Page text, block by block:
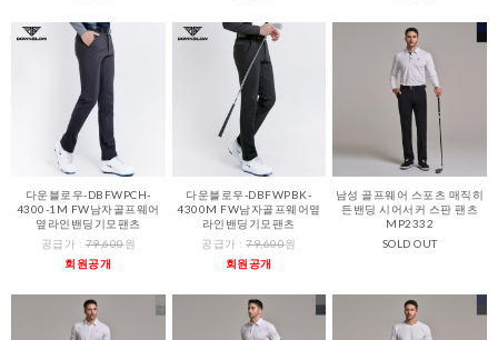
다운블로우-DBFWPCH-
4300-1M FW남자골프웨어
옆라인밴딩기모팬츠
공급가 :79,600원
회원공개
다운블로우-DBFWPBK-
4300M FW남자골프웨어옆
라인밴딩기모팬츠
공급가 :79,600원
회원공개
남성 골프웨어 스포츠 매직히
든밴딩 시어서커 스판 팬츠
MP2332
SOLD OUT